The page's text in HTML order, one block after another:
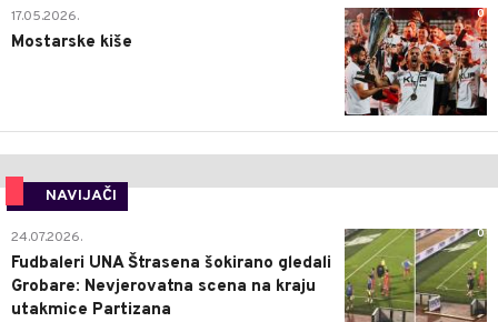
0
17.05.2026.
Mostarske kiše
NAVIJAČI
0
24.07.2026.
Fudbaleri UNA Štrasena šokirano gledali
Grobare: Nevjerovatna scena na kraju
utakmice Partizana